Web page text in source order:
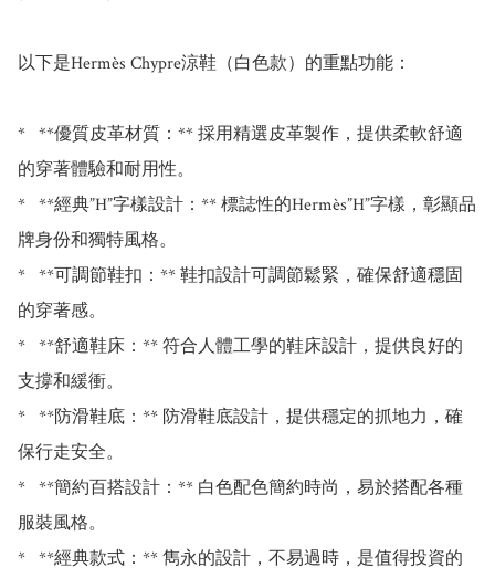
以下是Hermès Chypre涼鞋（白色款）的重點功能：
*   **優質皮革材質：** 採用精選皮革製作，提供柔軟舒適
的穿著體驗和耐用性。
*   **經典”H”字樣設計：** 標誌性的Hermès”H”字樣，彰顯品
牌身份和獨特風格。
*   **可調節鞋扣：** 鞋扣設計可調節鬆緊，確保舒適穩固
的穿著感。
*   **舒適鞋床：** 符合人體工學的鞋床設計，提供良好的
支撐和緩衝。
*   **防滑鞋底：** 防滑鞋底設計，提供穩定的抓地力，確
保行走安全。
*   **簡約百搭設計：** 白色配色簡約時尚，易於搭配各種
服裝風格。
*   **經典款式：** 雋永的設計，不易過時，是值得投資的